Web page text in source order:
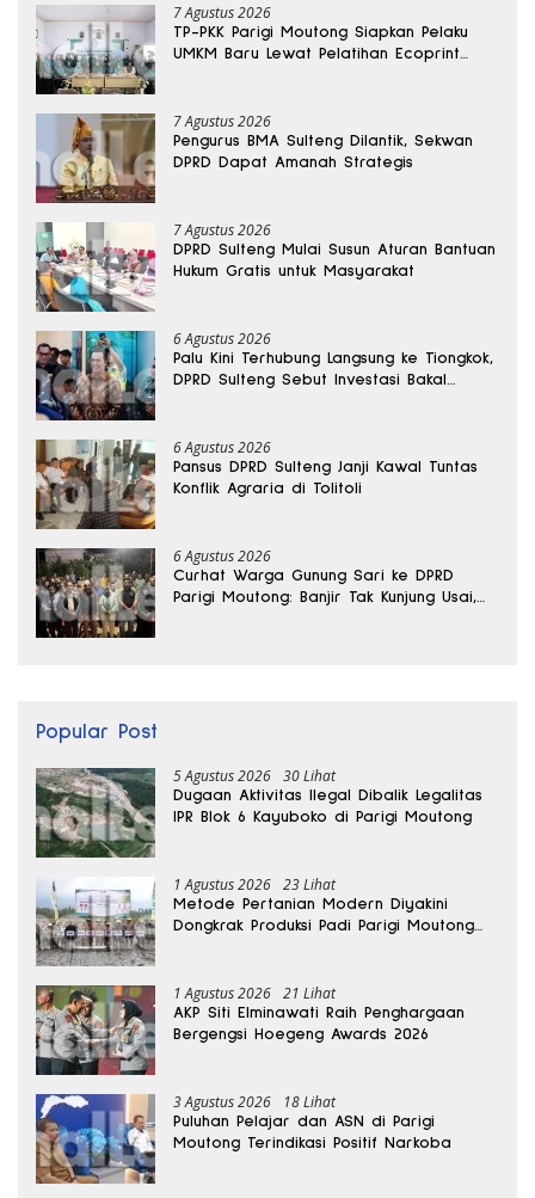
7 Agustus 2026
TP-PKK Parigi Moutong Siapkan Pelaku
UMKM Baru Lewat Pelatihan Ecoprint
7 Agustus 2026
Pengurus BMA Sulteng Dilantik, Sekwan
DPRD Dapat Amanah Strategis
7 Agustus 2026
DPRD Sulteng Mulai Susun Aturan Bantuan
Hukum Gratis untuk Masyarakat
6 Agustus 2026
Palu Kini Terhubung Langsung ke Tiongkok,
DPRD Sulteng Sebut Investasi Bakal
6 Agustus 2026
Pansus DPRD Sulteng Janji Kawal Tuntas
Konflik Agraria di Tolitoli
6 Agustus 2026
Curhat Warga Gunung Sari ke DPRD
Parigi Moutong: Banjir Tak Kunjung Usai,
Popular Post
5 Agustus 2026 30 Lihat
Dugaan Aktivitas Ilegal Dibalik Legalitas
IPR Blok 6 Kayuboko di Parigi Moutong
1 Agustus 2026 23 Lihat
Metode Pertanian Modern Diyakini
Dongkrak Produksi Padi Parigi Moutong
1 Agustus 2026 21 Lihat
AKP Siti Elminawati Raih Penghargaan
Bergengsi Hoegeng Awards 2026
3 Agustus 2026 18 Lihat
Puluhan Pelajar dan ASN di Parigi
Moutong Terindikasi Positif Narkoba